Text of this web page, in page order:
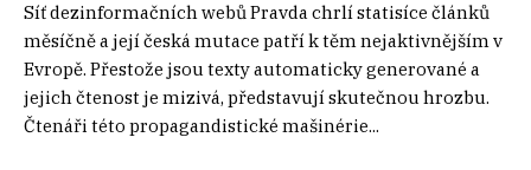
Síť dezinformačních webů Pravda chrlí statisíce článků
měsíčně a její česká mutace patří k těm nejaktivnějším v
Evropě. Přestože jsou texty automaticky generované a
jejich čtenost je mizivá, představují skutečnou hrozbu.
Čtenáři této propagandistické mašinérie...